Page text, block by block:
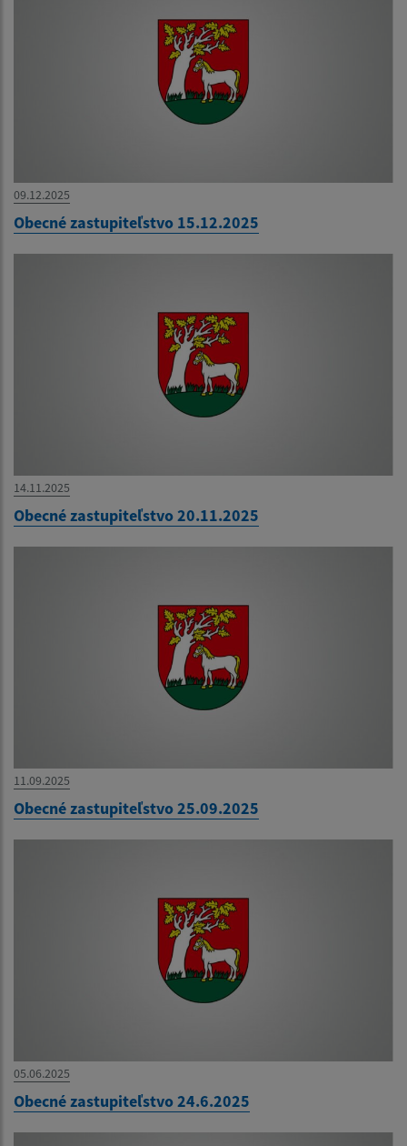
09.12.2025
Obecné zastupiteľstvo 15.12.2025
14.11.2025
Obecné zastupiteľstvo 20.11.2025
11.09.2025
Obecné zastupiteľstvo 25.09.2025
05.06.2025
Obecné zastupiteľstvo 24.6.2025